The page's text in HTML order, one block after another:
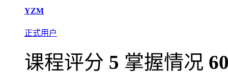
YZM
正式用户
课程评分 5 掌握情况